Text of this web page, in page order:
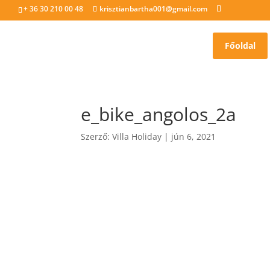
+ 36 30 210 00 48 krisztianbartha001@gmail.com
Főoldal
e_bike_angolos_2a
Szerző:Villa Holiday | jún 6, 2021